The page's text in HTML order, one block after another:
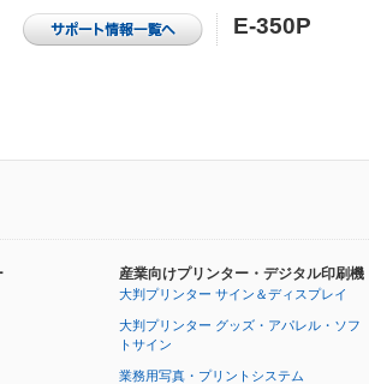
E-350P
産業向けプリンター・デジタル印刷機
大判プリンター サイン＆ディスプレイ
大判プリンター グッズ・アパレル・ソフ
トサイン
業務用写真・プリントシステム